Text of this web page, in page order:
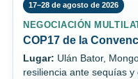
17–28 de agosto de 2026
NEGOCIACIÓN
COP17 de la
Lugar: Ulán Bator,
resiliencia ante sequías